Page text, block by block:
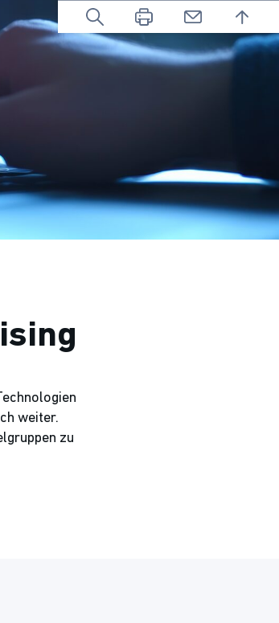
weiter.
zu